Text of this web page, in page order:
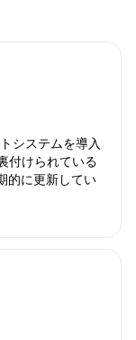
システムを導入
付けられている
的に更新してい